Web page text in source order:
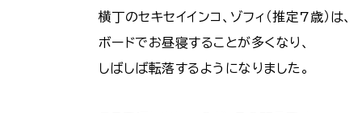
横丁のセキセイインコ、ゾフィ（推定7歳）は、
ボードでお昼寝することが多くなり、
しばしば転落するようになりました。